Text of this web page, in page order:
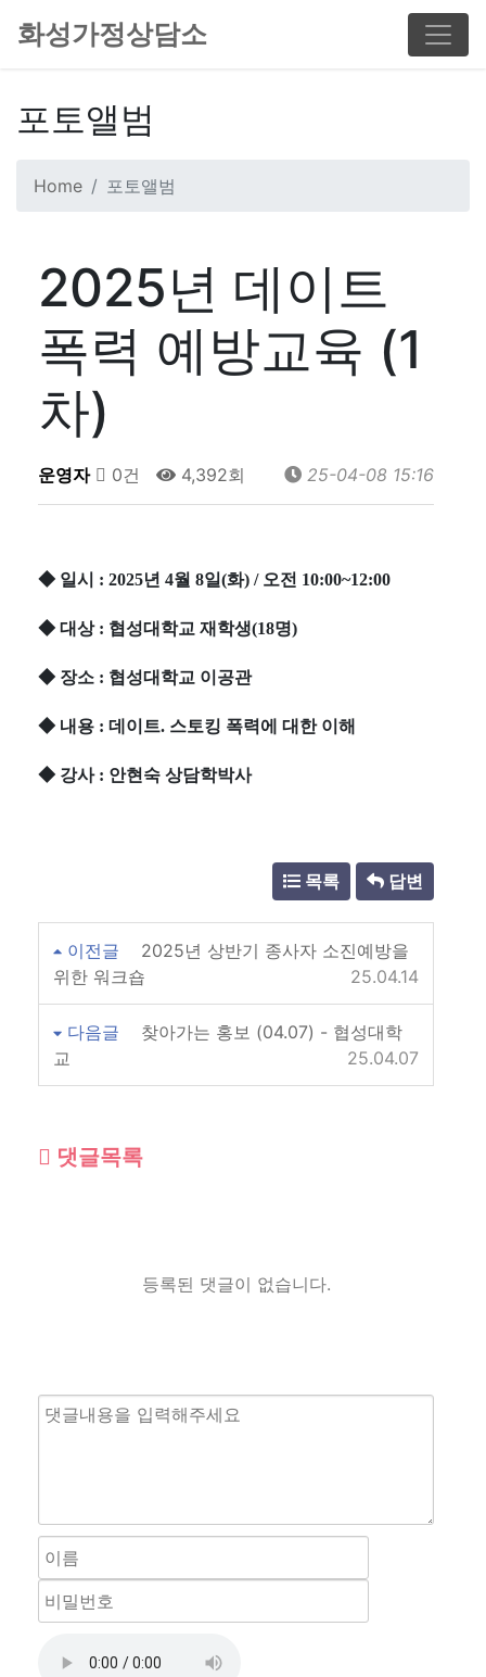
화성가정상담소
포토앨범
Home 포토앨범
2025년 데이트
폭력 예방교육 (1
차)
운영자 0건 4,392회 25-04-08 15:16
◆ 일시 : 2025년 4월 8일(화) / 오전 10:00~12:00
◆ 대상 : 협성대학교 재학생(18명)
◆ 장소 : 협성대학교 이공관
◆ 내용 : 데이트. 스토킹 폭력에 대한 이해
◆ 강사 : 안현숙 상담학박사
목록 답변
이전글
2025년 상반기 종사자 소진예방을
위한 워크숍
25.04.14
다음글
찾아가는 홍보 (04.07) - 협성대학
교
25.04.07
댓글목록
등록된 댓글이 없습니다.